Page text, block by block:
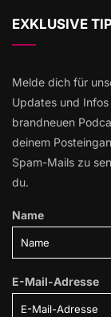
EXKLUSIVE
Melde dich für
Updates und
brandneuen
deinem
Spam-Mails zu
du.
Name
E-Mail-Adresse